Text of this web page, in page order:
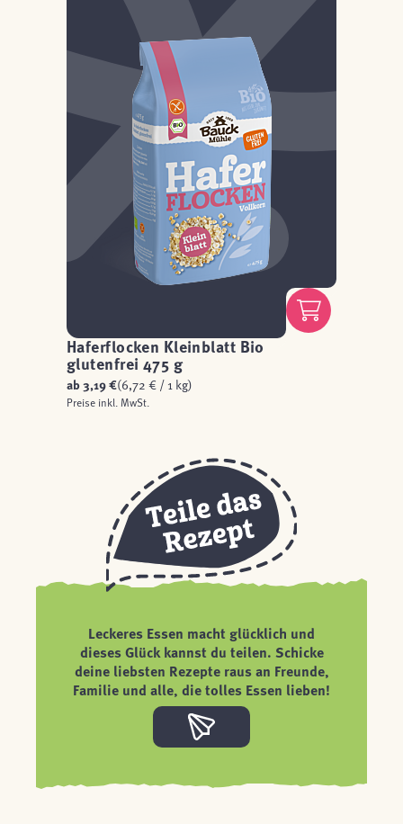
Haferflocken Kleinblatt Bio
glutenfrei 475 g
ab3,19 €(6,72 € / 1 kg)
Preise inkl. MwSt.
Leckeres Essen macht glücklich und
dieses Glück kannst du teilen. Schicke
deine liebsten Rezepte raus an Freunde,
Familie und alle, die tolles Essen lieben!